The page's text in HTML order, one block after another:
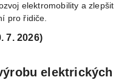
elektromobility a zlepšit
pro řidiče.
7. 2026)
elektrických